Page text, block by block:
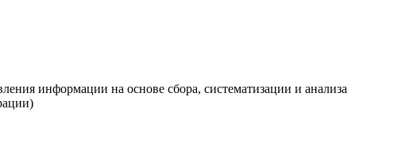
информации на основе сбора, систематизации и анализа